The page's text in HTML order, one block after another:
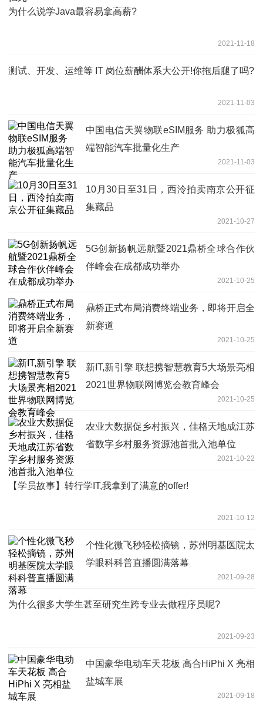
为什么说学Java最容易拿高薪?
2021-11-18
测试、开发、运维等 IT 岗位薪酬体系大公开!你拖后腿了吗?
2021-11-03
中国电信天翼物联eSIM服务 助力极狐高
端智能汽车批量化生产
2021-11-03
10月30日至31日，西泠拍卖南京公开征
集藏品
2021-10-27
5G创新扬帆远航暨2021鼎桥全球合作伙
伴峰会在成都成功举办
2021-10-25
鼎桥正式布局消费终端业务，即将开启全
新赛道
2021-10-25
新IT,新引擎 联想携智慧教育5大场景亮相
2021世界物联网博览会教育峰会
2021-10-25
农业大数据促乡村振兴，佳格天地成江苏
省数字乡村服务资源池首批入池单位
2021-10-22
【学员故事】转行学IT,我拿到了满意的offer!
2021-10-12
个性化微飞秒轻松摘镜，苏州明基医院太
学眼科科普直播圆满落幕
2021-09-28
为什么很多大学生甚至研究生跨专业去做程序员呢?
2021-09-23
中国豪华电动车天花板 高合HiPhi X 亮相
盐城车展
2021-09-18